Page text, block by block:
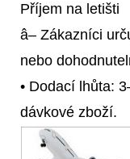
Příjem na letišti
â– Zákazníci
nebo
• Dodací lhůta:
dávkové zboží.